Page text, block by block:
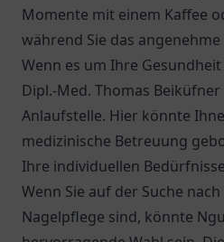
Momente mit einem Kaffee
während Sie das
Wenn es um Ihre
Dipl.-Med. Thomas Beiküfner
Anlaufstelle. Hier könnte
medizinische Betreuung
Ihre individuellen
Wenn Sie auf der Suche
Nagelpflege sind, könnte